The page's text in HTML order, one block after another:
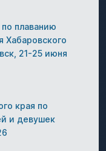
плаванию
Хабаровского
21-25 июня
края по
и девушек